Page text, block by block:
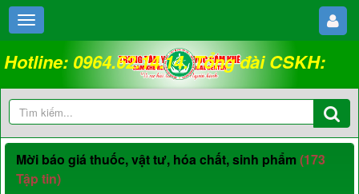
Hotline: 0964.62.14.14. Tổng đài CSKH:
18008262
Mời báo giá thuốc, vật tư, hóa chất, sinh phẩm(173
Tập tin)